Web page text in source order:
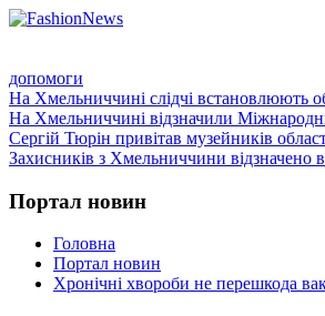
допомоги
На Хмельниччині слідчі встановлюють
На Хмельниччині відзначили
Сергій Тюрін привітав музейників
Захисників з Хмельниччини
Портал новин
Головна
Портал новин
Хронічні хвороби не перешкода